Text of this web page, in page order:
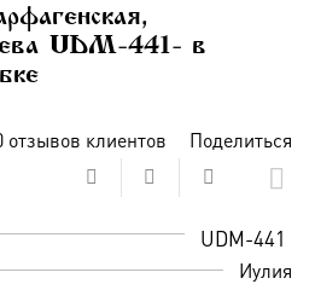
UDM-441- в
отзывов клиентов Поделиться
UDM-441
Иулия